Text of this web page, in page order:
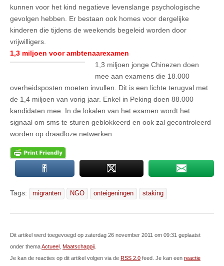
kunnen voor het kind negatieve levenslange psychologische
gevolgen hebben. Er bestaan ook homes voor dergelijke
kinderen die tijdens de weekends begeleid worden door
vrijwilligers.
1,3 miljoen voor ambtenaarexamen
1,3 miljoen jonge Chinezen doen
mee aan examens die 18.000
overheidsposten moeten invullen. Dit is een lichte terugval met
de 1,4 miljoen van vorig jaar. Enkel in Peking doen 88.000
kandidaten mee. In de lokalen van het examen wordt het
signaal om sms te sturen geblokkeerd en ook zal gecontroleerd
worden op draadloze netwerken.
Tags: migranten NGO onteigeningen staking
Dit artikel werd toegevoegd op zaterdag 26 november 2011 om 09:31 geplaatst
onder themaActueel Maatschappij
Je kan de reacties op dit artikel volgen via de RSS 2.0 feed. Je kan een reactie